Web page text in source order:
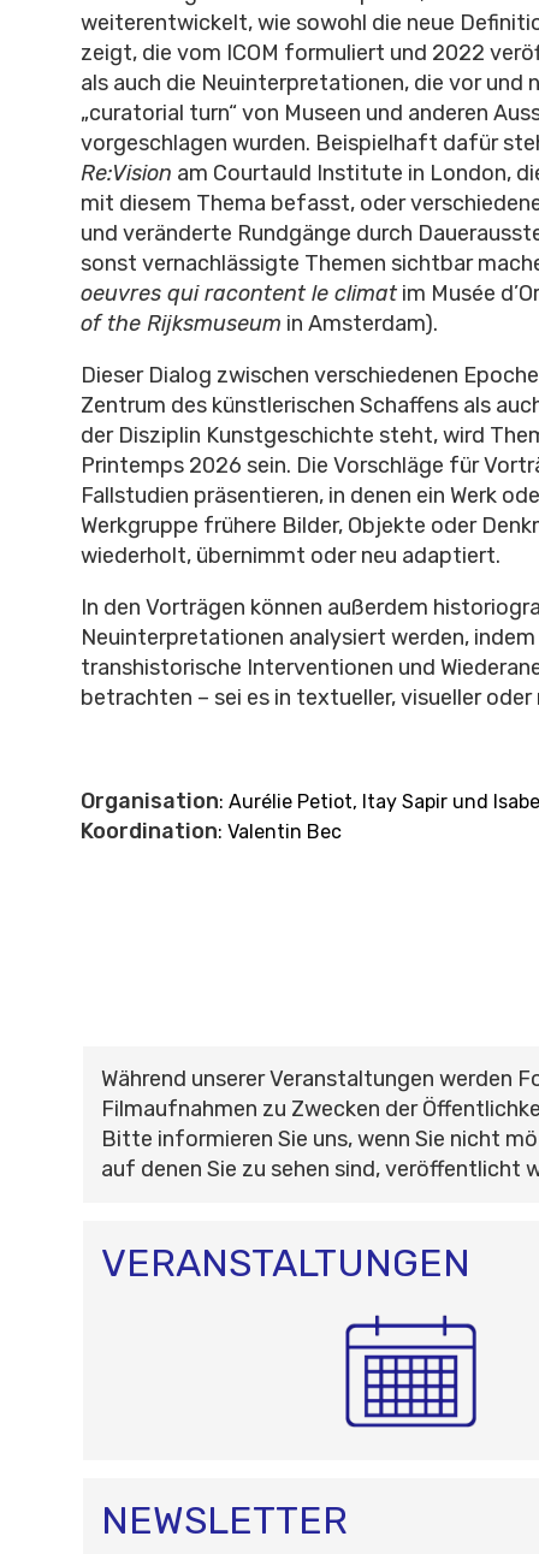
weiterentwickelt, wie sowohl die neue
zeigt, die vom ICOM formuliert und 2022
als auch die Neuinterpretationen, die vor und
„curatorial turn“ von Museen und anderen
vorgeschlagen wurden. Beispielhaft dafür
Re:Vision am Courtauld Institute in London,
mit diesem Thema befasst, oder
und veränderte Rundgänge durch
sonst vernachlässigte Themen sichtbar
oeuvres qui racontent le climatim Musée
of the Rijksmuseum in Amsterdam).
Dieser Dialog zwischen verschiedenen
Zentrum des künstlerischen Schaffens als
der Disziplin Kunstgeschichte steht, wird
Printemps 2026 sein. Die Vorschläge für
Fallstudien präsentieren, in denen ein Werk
Werkgruppe frühere Bilder, Objekte oder
wiederholt, übernimmt oder neu adaptiert.
In den Vorträgen können außerdem
Neuinterpretationen analysiert werden, indem
transhistorische Interventionen und
betrachten – sei es in textueller, visueller oder
Organisation: Aurélie Petiot, Itay Sapir und
Koordination: Valentin Bec
Während unserer Veranstaltungen werden
Filmaufnahmen zu Zwecken der
Bitte informieren Sie uns, wenn Sie nicht
auf denen Sie zu sehen sind, veröffentlicht
VERANSTALTUNGEN
NEWSLETTER